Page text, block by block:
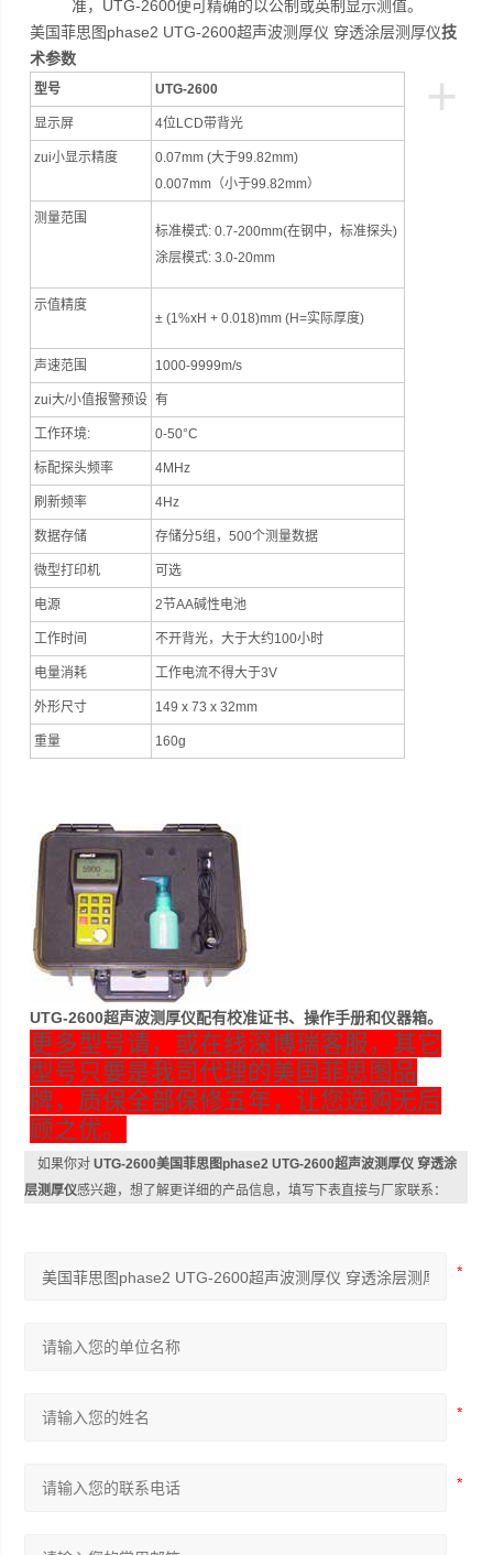
准，UTG-2600便可精确的以公制或英制显示测值。
美国菲思图phase2 UTG-2600超声波测厚仪 穿透涂层测厚仪技
术参数
+
型号 UTG-2600
显示屏 4位LCD带背光
zui小显示精度
0.07mm (大于99.82mm)
0.007mm（小于99.82mm）
测量范围
标准模式: 0.7-200mm(在钢中，标准探头)
涂层模式: 3.0-20mm
示值精度
± (1%xH + 0.018)mm (H=实际厚度)
声速范围 1000-9999m/s
zui大/小值报警预设 有
工作环境: 0-50°C
标配探头频率 4MHz
刷新频率 4Hz
数据存储 存储分5组，500个测量数据
微型打印机 可选
电源 2节AA碱性电池
工作时间 不开背光，大于大约100小时
电量消耗 工作电流不得大于3V
外形尺寸 149 x 73 x 32mm
重量 160g
UTG-2600超声波测厚仪配有校准证书、操作手册和仪器箱。
更多型号请，或在线深博瑞客服，其它
型号只要是我司代理的美国菲思图品
牌，质保全部保修五年，让您选购无后
顾之优。
如果你对UTG-2600美国菲思图phase2 UTG-2600超声波测厚仪 穿透涂
层测厚仪感兴趣，想了解更详细的产品信息，填写下表直接与厂家联系：